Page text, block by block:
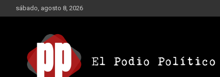
al
sábado, agosto 8, 2026